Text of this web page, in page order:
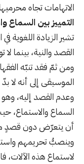
الاتهامات تجاه
التمييز بين السماع
تشير الزيادة اللغوية
القصد والنية، بينما
ومن ثمّ فقد تنبّه
الموسيقى إلى أنه لا
وعدم القصد إليه، وهو
السماع والاستماع،
أن يتعرّض دون قصدٍ
وينصبُّ تحريمهم
لاستماع هذه الآلات،